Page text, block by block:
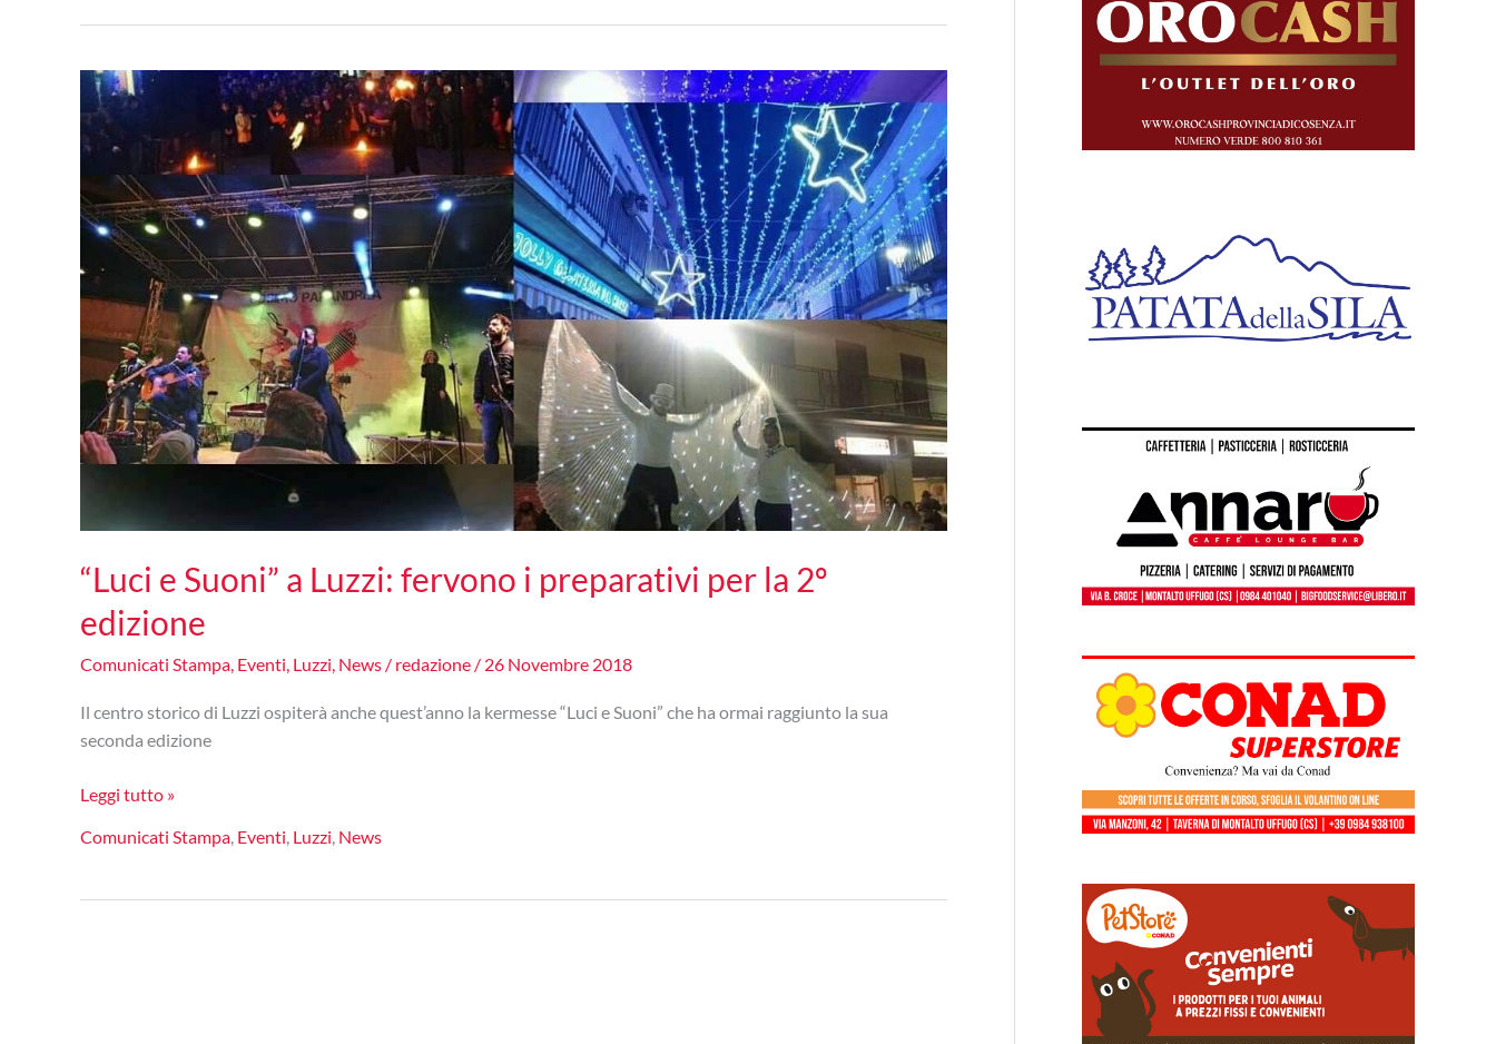
“Luci e Suoni” a Luzzi: fervono i preparativi per la 2º
edizione
Comunicati Stampa Eventi Luzzi News / redazione / 26 Novembre 2018
Il centro storico di Luzzi ospiterà anche quest’anno la kermesse “Luci e Suoni” che ha ormai raggiunto la sua
seconda edizione
“Luci
Suoni”
Luzzi:
Leggi tutto »
Comunicati Stampa Eventi Luzzi News